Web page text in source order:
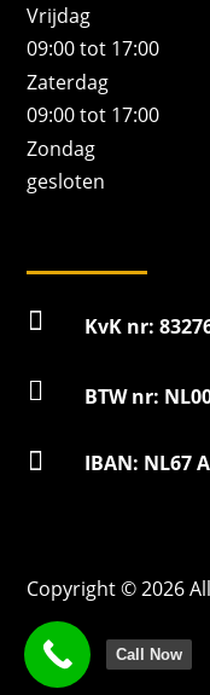
Vrijdag
09:00 tot 17:00
Zaterdag
09:00 tot 17:00
Zondag
gesloten
 KvK nr:
 BTW nr:
 IBAN: NL67
Copyright © 2026
Call Now